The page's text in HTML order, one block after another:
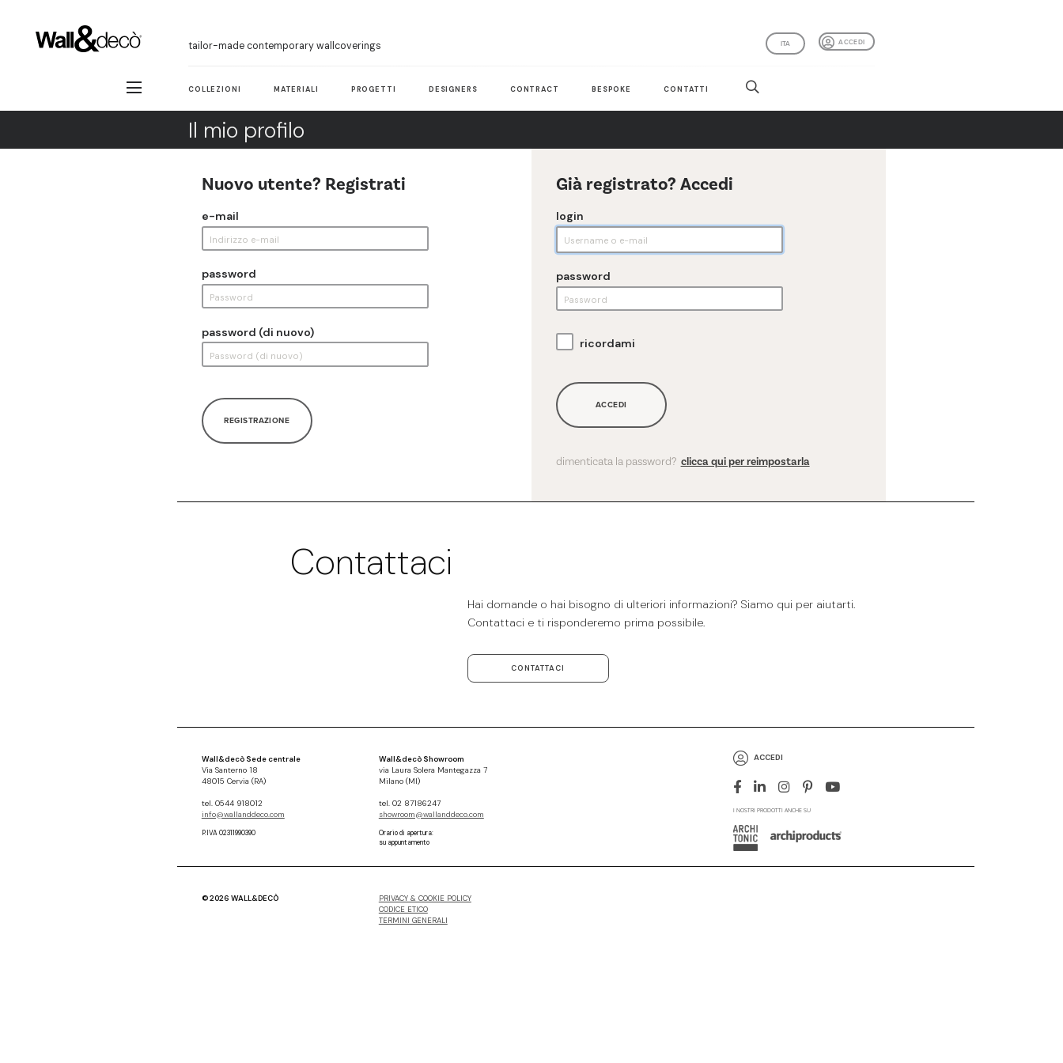
tailor-made contemporary wallcoverings ACCEDI
ITA
COLLEZIONI MATERIALI PROGETTI DESIGNERS CONTRACT BESPOKE CONTATTI
Il mio profilo
Nuovo utente? Registrati
e-mail
password
password (di nuovo)
REGISTRAZIONE
Già registrato? Accedi
login
password
ricordami
ACCEDI
dimenticata la password? clicca qui per reimpostarla
Contattaci
Hai domande o hai bisogno di ulteriori informazioni? Siamo qui per aiutarti.
Contattaci e ti risponderemo prima possibile.
CONTATTACI
Wall&decò Sede centrale
Via Santerno 18
48015 Cervia (RA)
tel. 0544 918012
info@wallanddeco.com
P.IVA 02311990390
Wall&decò Showroom
via Laura Solera Mantegazza 7
Milano (MI)
tel. 02 87186247
showroom@wallanddeco.com
Orario di apertura:
su appuntamento
ACCEDI
I NOSTRI PRODOTTI ANCHE SU
© 2026 WALL&DECÒ
PRIVACY & COOKIE POLICY
CODICE ETICO
TERMINI GENERALI